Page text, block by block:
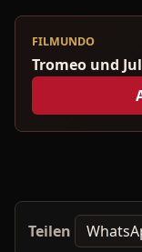
FILMUNDO
Tromeo und
Teilen